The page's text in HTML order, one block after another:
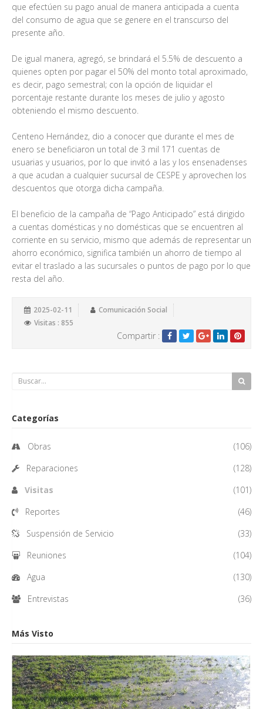
que efectúen su pago anual de manera anticipada a cuenta
del consumo de agua que se genere en el transcurso del
presente año.
De igual manera, agregó, se brindará el 5.5% de descuento a
quienes opten por pagar el 50% del monto total aproximado,
es decir, pago semestral; con la opción de liquidar el
porcentaje restante durante los meses de julio y agosto
obteniendo el mismo descuento.
Centeno Hernández, dio a conocer que durante el mes de
enero se beneficiaron un total de 3 mil 171 cuentas de
usuarias y usuarios, por lo que invitó a las y los ensenadenses
a que acudan a cualquier sucursal de CESPE y aprovechen los
descuentos que otorga dicha campaña.
El beneficio de la campaña de “Pago Anticipado” está dirigido
a cuentas domésticas y no domésticas que se encuentren al
corriente en su servicio, mismo que además de representar un
ahorro económico, significa también un ahorro de tiempo al
evitar el traslado a las sucursales o puntos de pago por lo que
resta del año.
2025-02-11
Comunicación Social
Visitas : 855
Compartir :
Categorías
Obras
(106)
Reparaciones
(128)
Visitas
(101)
Reportes
(46)
Suspensión de Servicio
(33)
Reuniones
(104)
Agua
(130)
Entrevistas
(36)
Más Visto